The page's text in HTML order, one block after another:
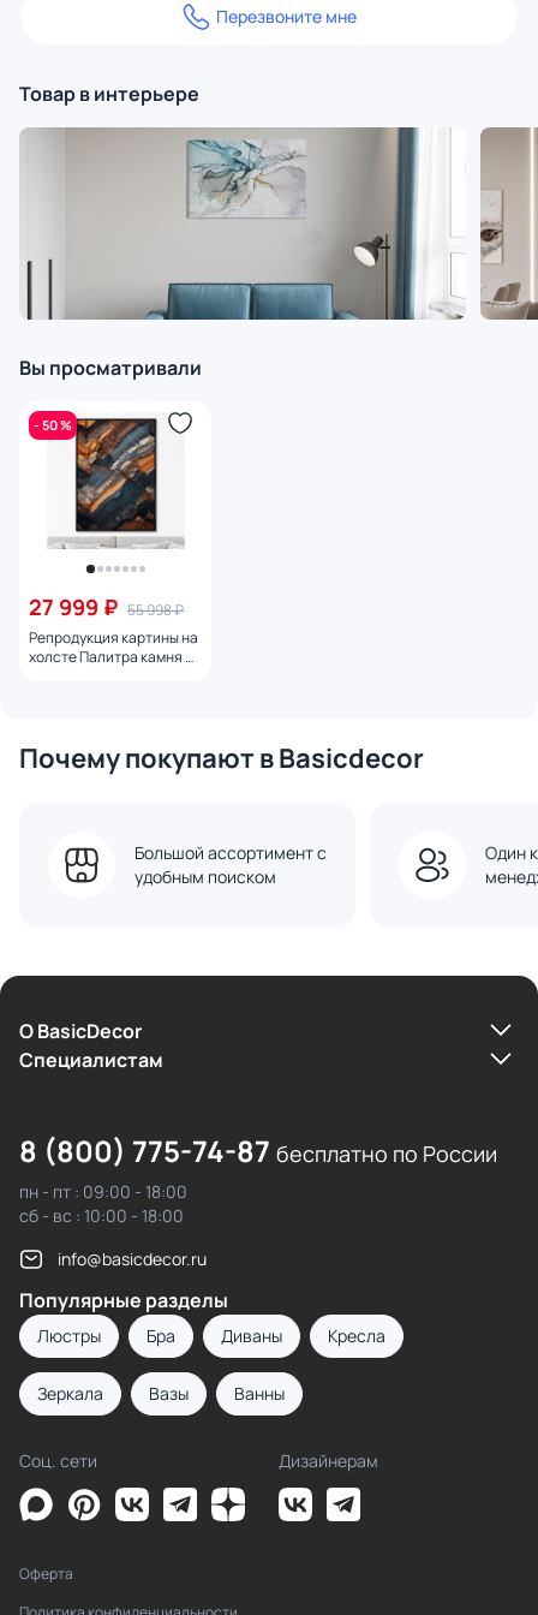
Перезвоните мне
Товар в интерьере
Вы просматривали
- 50 %
27 999 ₽ 55 998 ₽
Репродукция картины на
холсте Палитра камня №
Почему покупают в Basicdecor
Большой ассортимент с
удобным поиском
Один
О BasicDecor
Cпециалистам
8 (800) 775-74-87 бесплатно по России
пн - пт : 09:00 - 18:00
сб - вс : 10:00 - 18:00
info@basicdecor.ru
Популярные разделы
Люстры Бра Диваны Кресла
Зеркала Вазы Ванны
Соц. сети Дизайнерам
Оферта